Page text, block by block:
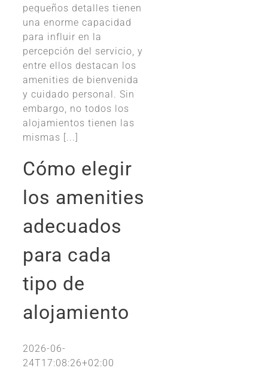
pequeños detalles tienen
una enorme capacidad
para influir en la
percepción del servicio, y
entre ellos destacan los
amenities de bienvenida
y cuidado personal. Sin
embargo, no todos los
alojamientos tienen las
mismas [...]
Cómo elegir
los amenities
adecuados
para cada
tipo de
alojamiento
2026-06-
24T17:08:26+02:00